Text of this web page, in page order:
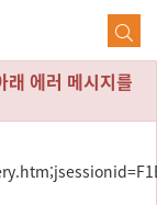
래 에러 메시지를